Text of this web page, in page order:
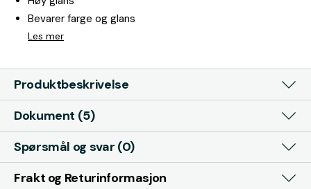
Bevarer farge og glans
Les mer
Produktbeskrivelse
Dokument (5)
Spørsmål og svar (0)
Frakt og Returinformasjon